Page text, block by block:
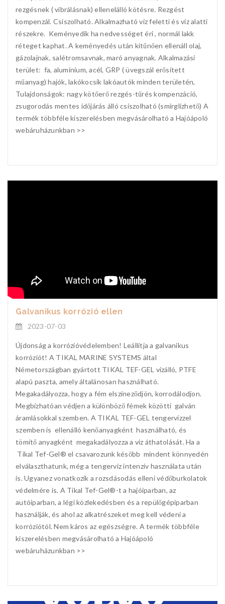
rezgésnek ( vibrálásnak) ellenelálló kötésre. Rezgést
kompenzál. Csiszolható. Alkalmazható víz feletti és víz alatti
részekre. Keményedik ha nedvességet éri , normál lakk
réteget kaphat. A keményedés után kitűnően ellenáll olaj,
gázolajnak, salétromsavnak, maró anyagnak. Alkalmazási
terület: fa, alumínium, acél, GRP ( üvegszál erősített
műanyag) hajók, lakókocsik lakóautók minden területén,
Tulajdonságok: nagy kötőerő rezgés-tűrés kompenzáció,
zsugorodás mentes időjárás álló csiszolható (smirglizhető) A
termék többféle kiszerelésben megvásárolható a Hajóápoló
webáruházunkban >>
Galvanikus korrózió ellen
2023-07-03
Újdonság a korrózióvédelemben! Leállítja a galvanikus
korróziót! A TIKAL MARINE SYSTEMS által
Németországban gyártott TIKAL TEF-GEL vízálló, PTFE
alapú paszta, amely általánosan használható.
Megakadályozza, hogy a fém elszíneződjön, korrodálodjon.
Megbízhatóan védjen a különböző fémek közötti galván
áramlásokkal szemben. A TIKAL TEF-GEL tengervízzel
szemben is ellenálló kenőanyagként használható, és
tömítő anyagként megakadályozza a víz áthatolását. Ha a
Tikal Tef-Gel® el csavarozunk később mindent könnyedén
elválaszthatunk, még a tengervíz intenzív használata után
is. Ugyanez vonatkozik a rozsdásodás elleni védőburkolatok
védelmére is. A Tikal Tef-Gel®-t a hajóiparban, az
autóiparban, a légi közlekedésben és a repülőgépiparban
használják, és ahol az alkatrészeket meg kell védeni a
korróziótól. Nem káros az egészségre. A termék többféle
kiszerelésben megvásárolható a Hajóápoló
webáruházunkban >>